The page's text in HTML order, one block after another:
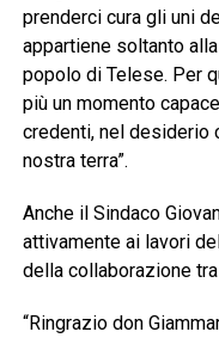
prenderci cura gli uni
appartiene soltanto
popolo di Telese. Per
più un momento
credenti, nel desiderio
nostra terra”.
Anche il Sindaco
attivamente ai lavori
della collaborazione
“Ringrazio don